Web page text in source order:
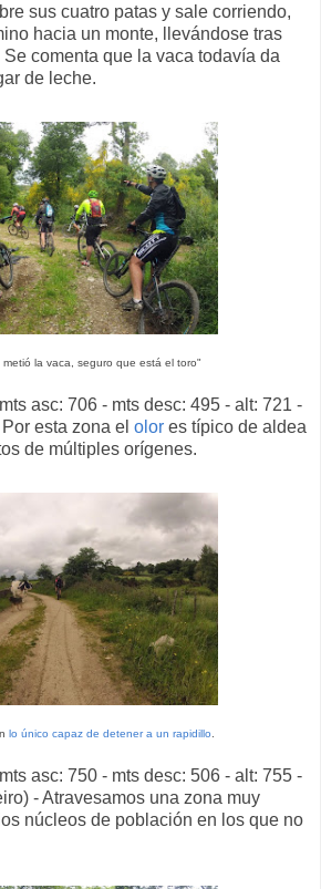
sus cuatro patas y sale corriendo,
hacia un monte, llevándose tras
comenta que la vaca todavía da
de leche.
metió la vaca, seguro que está el toro"
asc: 706 - mts desc: 495 - alt: 721 -
esta zona el olor es típico de aldea
de múltiples orígenes.
lo único capaz de detener a un rapidillo
asc: 750 - mts desc: 506 - alt: 755 -
- Atravesamos una zona muy
núcleos de población en los que no